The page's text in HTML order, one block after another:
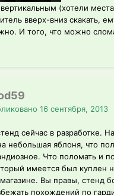
(хотели
вверх-вниз скакать,
И того, что можно
16 сентября, 2013
сейчас в разработке.
небольшая яблоня, что
Что поломать и
имеется был куплен
Вы правы, стенд
похождений по